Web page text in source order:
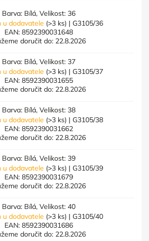
Barva: Bílá, Velikost: 36
u dodavatele (>3 ks) | G3105/36
EAN: 8592390031648
doručit do: 22.8.2026
Barva: Bílá, Velikost: 37
u dodavatele (>3 ks) | G3105/37
EAN: 8592390031655
doručit do: 22.8.2026
Barva: Bílá, Velikost: 38
u dodavatele (>3 ks) | G3105/38
EAN: 8592390031662
doručit do: 22.8.2026
Barva: Bílá, Velikost: 39
u dodavatele (>3 ks) | G3105/39
EAN: 8592390031679
doručit do: 22.8.2026
Barva: Bílá, Velikost: 40
u dodavatele (>3 ks) | G3105/40
EAN: 8592390031686
doručit do: 22.8.2026